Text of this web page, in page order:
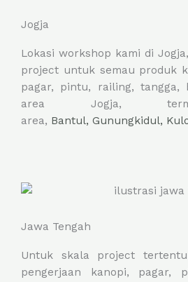
Jogja
Lokasi workshop kami di
project untuk semau produk
pagar, pintu, railing, tangga,
area Jogja,
area, Bantul, Gunungkidul,
Jawa Tengah
Untuk skala project
pengerjaan kanopi, pagar,